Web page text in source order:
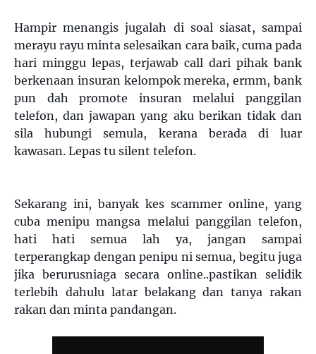
Hampir menangis jugalah di soal siasat, sampai
merayu rayu minta selesaikan cara baik, cuma pada
hari minggu lepas, terjawab call dari pihak bank
berkenaan insuran kelompok mereka, ermm, bank
pun dah promote insuran melalui panggilan
telefon, dan jawapan yang aku berikan tidak dan
sila hubungi semula, kerana berada di luar
kawasan. Lepas tu silent telefon.
Sekarang ini, banyak kes scammer online, yang
cuba menipu mangsa melalui panggilan telefon,
hati hati semua lah ya, jangan sampai
terperangkap dengan penipu ni semua, begitu juga
jika berurusniaga secara online..pastikan selidik
terlebih dahulu latar belakang dan tanya rakan
rakan dan minta pandangan.